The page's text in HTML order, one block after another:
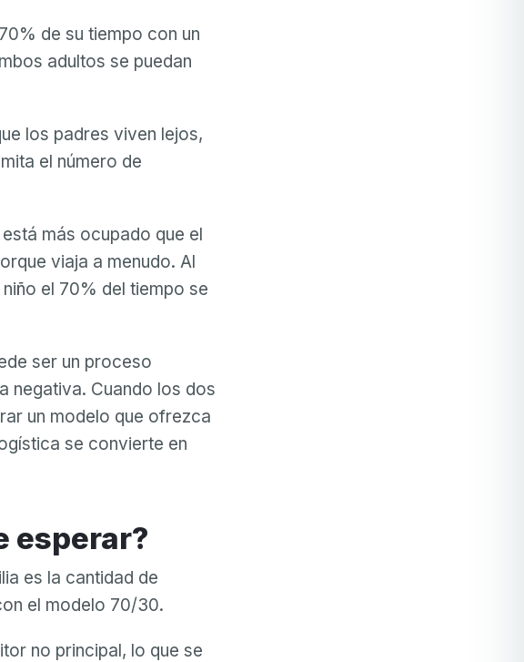
de su tiempo con un
adultos se puedan
los padres viven lejos,
el número de
más ocupado que el
viaja a menudo. Al
el 70% del tiempo se
ser un proceso
negativa. Cuando los dos
un modelo que ofrezca
se convierte en
esperar?
es la cantidad de
el modelo 70/30.
no principal, lo que se